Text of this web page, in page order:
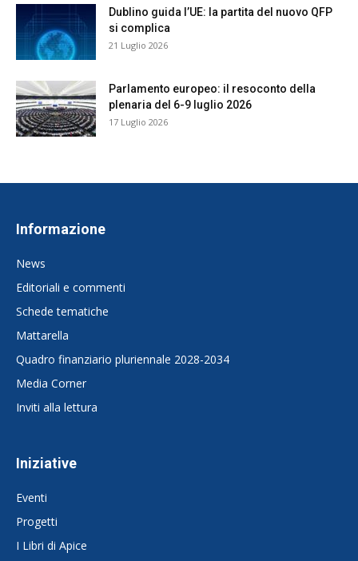
Dublino guida l’UE: la partita del nuovo QFP
si complica
21 Luglio 2026
Parlamento europeo: il resoconto della
plenaria del 6-9 luglio 2026
17 Luglio 2026
Informazione
News
Editoriali e commenti
Schede tematiche
Mattarella
Quadro finanziario pluriennale 2028-2034
Media Corner
Inviti alla lettura
Iniziative
Eventi
Progetti
I Libri di Apice